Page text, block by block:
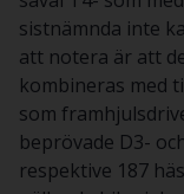
sistnämnda inte
att notera är att
kombineras med
som
beprövade D3-
respektive 187